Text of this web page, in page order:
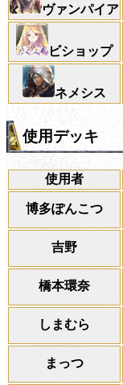
ヴァンパイア
ビショップ
ネメシス
使用デッキ
使用者
博多ぽんこつ
吉野
橋本環奈
しまむら
まっつ